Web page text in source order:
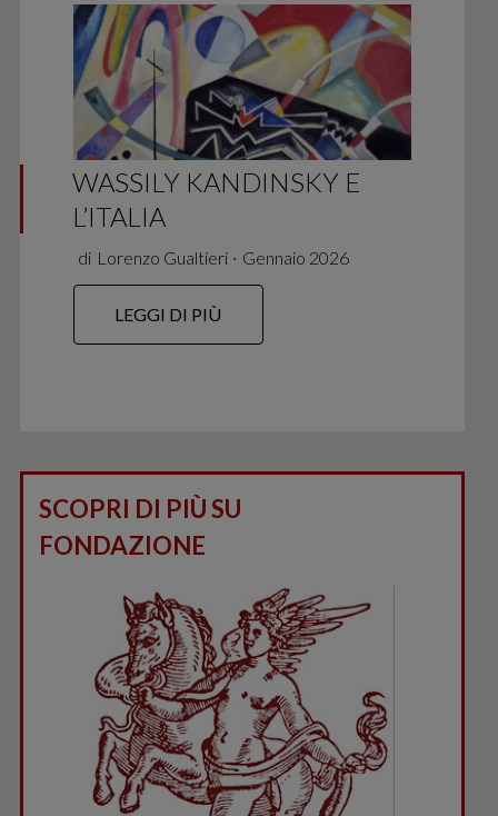
WASSILY KANDINSKY E
L’ITALIA
di Lorenzo Gualtieri ∙ Gennaio 2026
LEGGI DI PIÙ
SCOPRI DI PIÙ SU
FONDAZIONE